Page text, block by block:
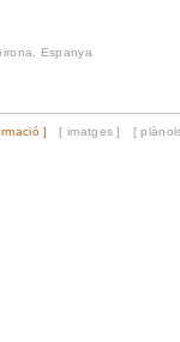
Espanya
] [ imatges ] [